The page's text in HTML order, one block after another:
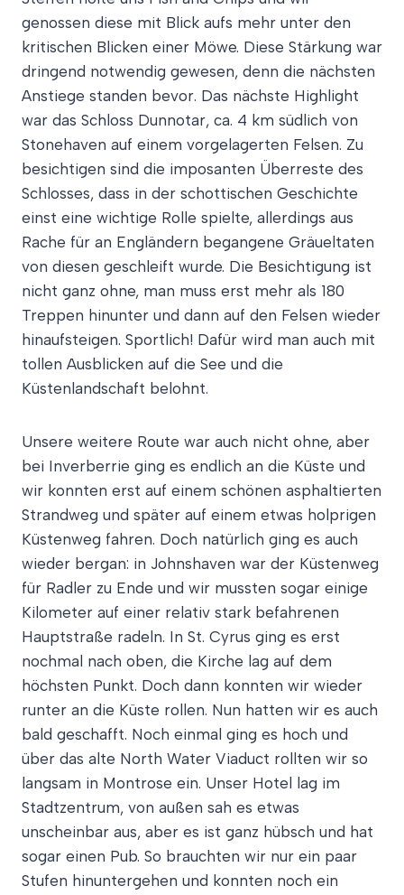
genossen diese mit Blick aufs mehr unter den
kritischen Blicken einer Möwe. Diese Stärkung war
dringend notwendig gewesen, denn die nächsten
Anstiege standen bevor. Das nächste Highlight
war das Schloss Dunnotar, ca. 4 km südlich von
Stonehaven auf einem vorgelagerten Felsen. Zu
besichtigen sind die imposanten Überreste des
Schlosses, dass in der schottischen Geschichte
einst eine wichtige Rolle spielte, allerdings aus
Rache für an Engländern begangene Gräueltaten
von diesen geschleift wurde. Die Besichtigung ist
nicht ganz ohne, man muss erst mehr als 180
Treppen hinunter und dann auf den Felsen wieder
hinaufsteigen. Sportlich! Dafür wird man auch mit
tollen Ausblicken auf die See und die
Küstenlandschaft belohnt.
Unsere weitere Route war auch nicht ohne, aber
bei Inverberrie ging es endlich an die Küste und
wir konnten erst auf einem schönen asphaltierten
Strandweg und später auf einem etwas holprigen
Küstenweg fahren. Doch natürlich ging es auch
wieder bergan: in Johnshaven war der Küstenweg
für Radler zu Ende und wir mussten sogar einige
Kilometer auf einer relativ stark befahrenen
Hauptstraße radeln. In St. Cyrus ging es erst
nochmal nach oben, die Kirche lag auf dem
höchsten Punkt. Doch dann konnten wir wieder
runter an die Küste rollen. Nun hatten wir es auch
bald geschafft. Noch einmal ging es hoch und
über das alte North Water Viaduct rollten wir so
langsam in Montrose ein. Unser Hotel lag im
Stadtzentrum, von außen sah es etwas
unscheinbar aus, aber es ist ganz hübsch und hat
sogar einen Pub. So brauchten wir nur ein paar
Stufen hinuntergehen und konnten noch ein